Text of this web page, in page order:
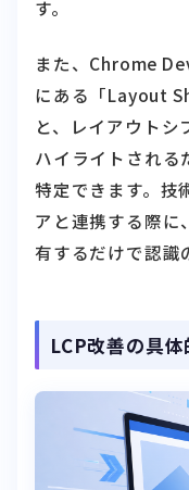
また、Chrome
と、レイアウトシ
ハイライトされる
特定できます。技
アと連携する際に
有するだけで認識